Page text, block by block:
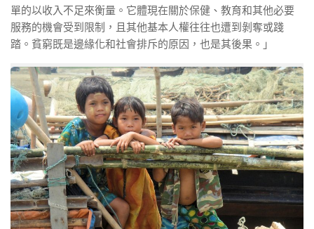
單的以收入不足來衡量。它體現在關於保健、教育和其他必要
服務的機會受到限制，且其他基本人權往往也遭到剝奪或踐
踏。貧窮既是邊緣化和社會排斥的原因，也是其後果。」